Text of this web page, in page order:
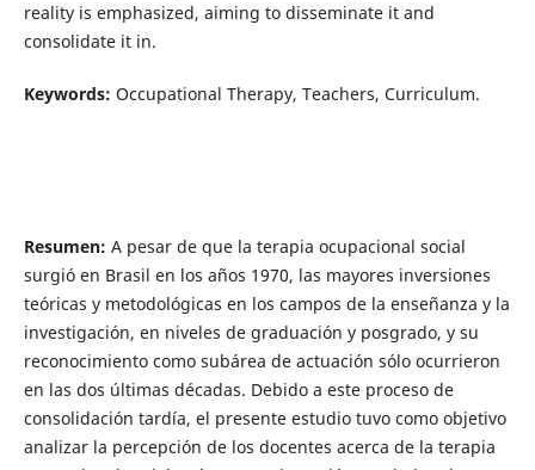
reality is emphasized, aiming to disseminate it and
consolidate it in.
Keywords: Occupational Therapy, Teachers, Curriculum.
Resumen: A pesar de que la terapia ocupacional social
surgió en Brasil en los años 1970, las mayores inversiones
teóricas y metodológicas en los campos de la enseñanza y la
investigación, en niveles de graduación y posgrado, y su
reconocimiento como subárea de actuación sólo ocurrieron
en las dos últimas décadas. Debido a este proceso de
consolidación tardía, el presente estudio tuvo como objetivo
analizar la percepción de los docentes acerca de la terapia